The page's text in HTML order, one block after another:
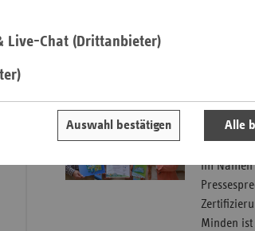
Live-Chat (Drittanbieter)
Auswahl bestätigen Alle
Im
Minden